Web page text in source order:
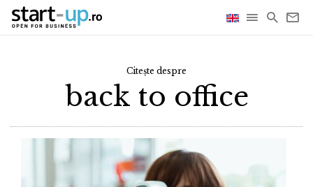
Citește despre
back to office